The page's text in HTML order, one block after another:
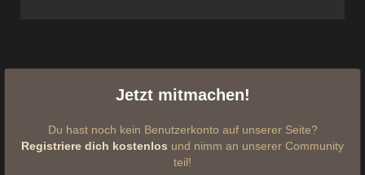
Jetzt mitmachen!
Du hast noch kein Benutzerkonto auf unserer Seite?
Registriere dich kostenlos und nimm an unserer Community
teil!